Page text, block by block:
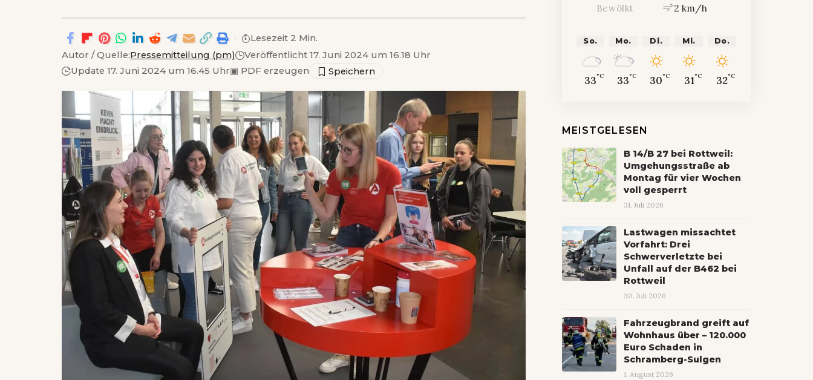
Autor / Quelle:Pressemitteilung (pm)
Veröffentlicht 17. Juni 2024 um 16.18 Uhr
Update 17. Juni 2024 um 16.45 Uhr▣ PDF erzeugen
Lesezeit 2 Min.
Bewölkt
2 km/h
So.
33°C
Mo.
33°C
Di.
30°C
Mi.
31°C
Do.
32°C
MEISTGELESEN
B 14/B 27 bei Rottweil:
Umgehungsstraße ab
Montag für vier Wochen
voll gesperrt
31. Juli 2026
Lastwagen missachtet
Vorfahrt: Drei
Schwerverletzte bei
Unfall auf der B462 bei
Rottweil
30. Juli 2026
Fahrzeugbrand greift auf
Wohnhaus über – 120.000
Euro Schaden in
Schramberg-Sulgen
1. August 2026